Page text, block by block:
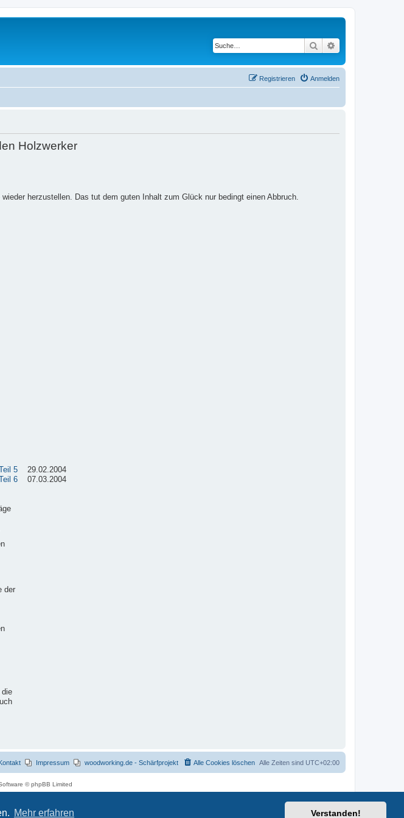
Mehr erfahren Verstanden!
Suche
Anmelden
Registrieren
Holzwerker
herzustellen. Das tut dem guten Inhalt zum Glück nur bedingt einen Abbruch.
5 29.02.2004
6 07.03.2004
der
die
Alle Zeiten sind UTC+02:00
Alle Cookies löschen
woodworking.de - Schärfprojekt
Impressum
Kontakt
© phpBB Limited